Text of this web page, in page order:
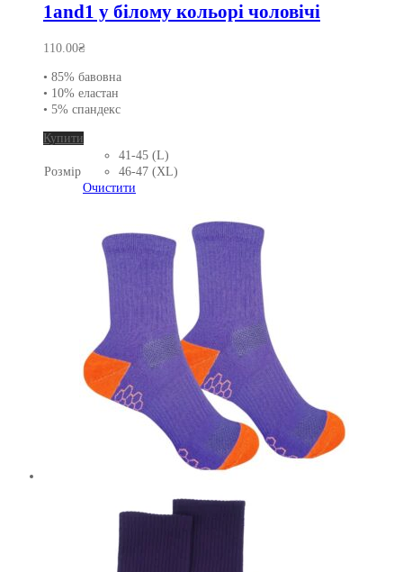
1and1 у білому кольорі чоловічі
110.00₴
• 85% бавовна
• 10% еластан
• 5% спандекс
Купити
товар
кілька
можна
вибрати
сторінці
товару
Розмір
41-45 (L)
46-47 (XL)
Очистити